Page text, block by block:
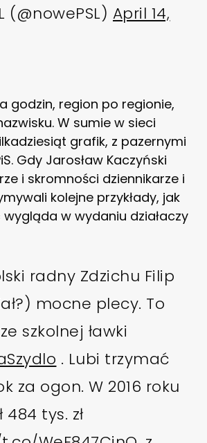
(@nowePSL) April 14,
godzin, region po regionie,
W sumie w sieci
grafik, z pazernymi
Gdy Jarosław Kaczyński
i skromności dziennikarze i
kolejne przykłady, jak
w wydaniu działaczy
radny Zdzichu Filip
mocne plecy. To
szkolnej ławki
. Lubi trzymać
za ogon. W 2016 roku
484 tys. zł